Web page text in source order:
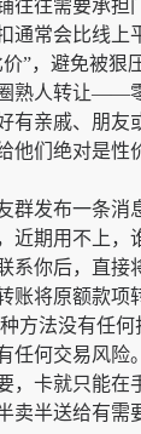
往往需要承担
通常会比线上
”，避免被狠
人转让——零
亲戚、朋友
他们绝对是性
发布一条消
近期用不上，
你后，直接将
将原额款项转
法没有任何
任何交易风险
，卡就只能在
卖半送给有需